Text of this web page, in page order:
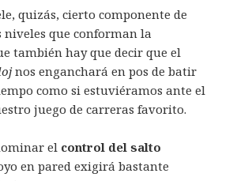
quizás, cierto componente de
niveles que conforman la
también hay que decir que el
nos enganchará en pos de batir
como si estuviéramos ante el
juego de carreras favorito.
el control del salto
en pared exigirá bastante